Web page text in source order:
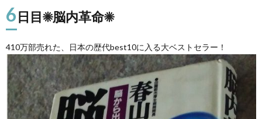
6日目☀脳内革命☀
410万部売れた、日本の歴代best10に入る大ベストセラー！